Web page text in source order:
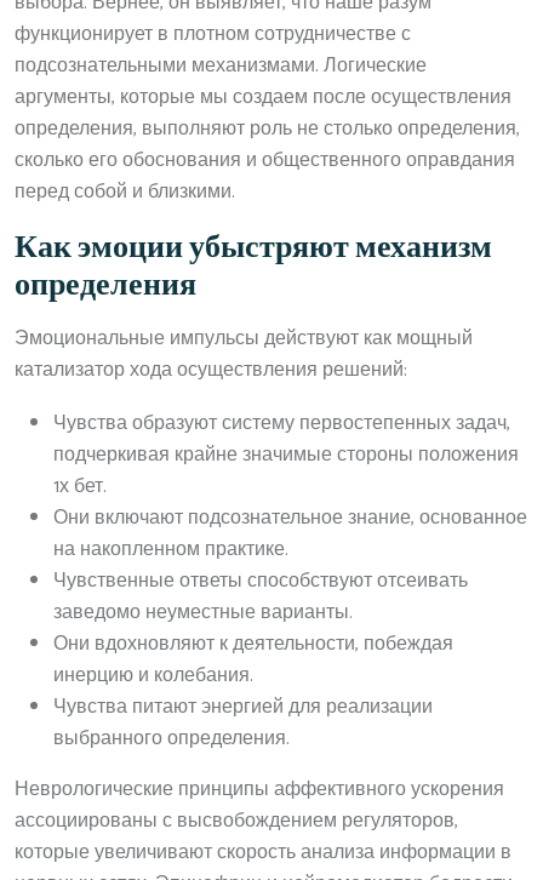
функционирует в плотном сотрудничестве с
подсознательными механизмами. Логические
аргументы, которые мы создаем после осуществления
определения, выполняют роль не столько определения,
сколько его обоснования и общественного оправдания
перед собой и близкими.
Как эмоции убыстряют механизм
определения
Эмоциональные импульсы действуют как мощный
катализатор хода осуществления решений:
Чувства образуют систему первостепенных задач,
подчеркивая крайне значимые стороны положения
1х бет.
Они включают подсознательное знание, основанное
на накопленном практике.
Чувственные ответы способствуют отсеивать
заведомо неуместные варианты.
Они вдохновляют к деятельности, побеждая
инерцию и колебания.
Чувства питают энергией для реализации
выбранного определения.
Неврологические принципы аффективного ускорения
ассоциированы с высвобождением регуляторов,
которые увеличивают скорость анализа информации в